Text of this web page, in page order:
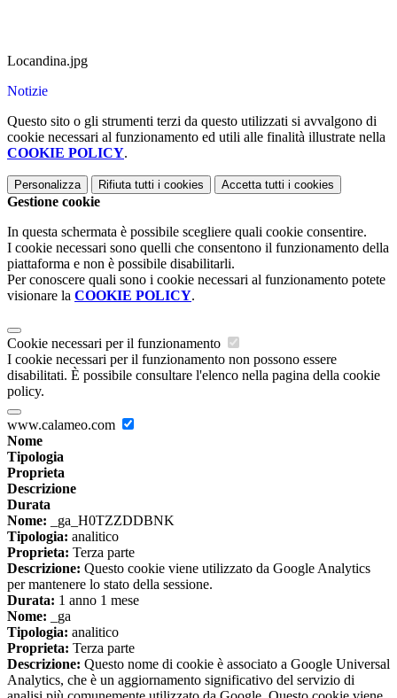
Locandina.jpg
Notizie
Questo sito o gli strumenti terzi da questo utilizzati si avvalgono di
cookie necessari al funzionamento ed utili alle finalità illustrate nella
COOKIE POLICY.
Personalizza Rifiuta tutti i cookies Accetta tutti i cookies
Gestione cookie
In questa schermata è possibile scegliere quali cookie consentire.
I cookie necessari sono quelli che consentono il funzionamento della
piattaforma e non è possibile disabilitarli.
Per conoscere quali sono i cookie necessari al funzionamento potete
visionare la COOKIE POLICY.
Cookie necessari per il funzionamento
I cookie necessari per il funzionamento non possono essere
disabilitati. È possibile consultare l'elenco nella pagina della cookie
policy.
www.calameo.com
Nome
Tipologia
Proprieta
Descrizione
Durata
Nome: _ga_H0TZZDDBNK
Tipologia: analitico
Proprieta: Terza parte
Descrizione: Questo cookie viene utilizzato da Google Analytics
per mantenere lo stato della sessione.
Durata: 1 anno 1 mese
Nome: _ga
Tipologia: analitico
Proprieta: Terza parte
Descrizione: Questo nome di cookie è associato a Google Universal
Analytics, che è un aggiornamento significativo del servizio di